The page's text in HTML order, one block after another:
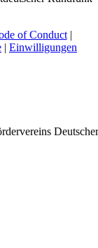
of Conduct|
| Einwilligungen
Deutscher